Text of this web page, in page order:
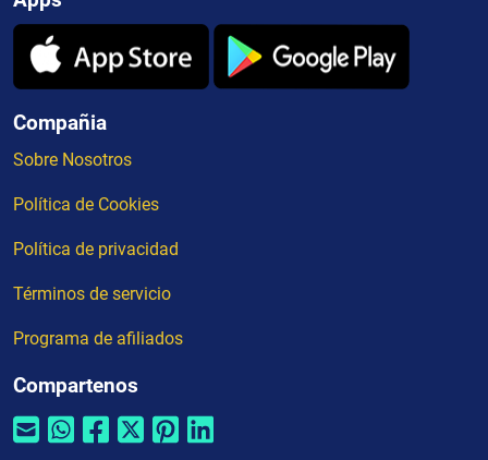
Compañia
Sobre Nosotros
Política de Cookies
Política de privacidad
Términos de servicio
Programa de afiliados
Compartenos